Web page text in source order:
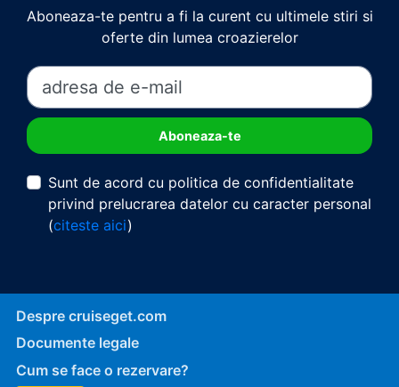
Aboneaza-te pentru a fi la curent cu ultimele stiri si
oferte din lumea croazierelor
Sunt de acord cu politica de confidentialitate
privind prelucrarea datelor cu caracter personal
(citeste aici)
Despre cruiseget.com
Documente legale
Cum se face o rezervare?